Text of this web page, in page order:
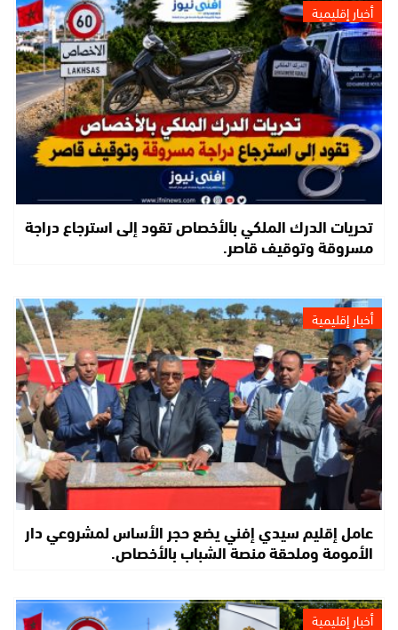
أخبار إقليمية
تحريات الدرك الملكي بالأخصاص تقود إلى استرجاع دراجة
مسروقة وتوقيف قاصر.
أخبار إقليمية
عامل إقليم سيدي إفني يضع حجر الأساس لمشروعي دار
الأمومة وملحقة منصة الشباب بالأخصاص.
أخبار إقليمية